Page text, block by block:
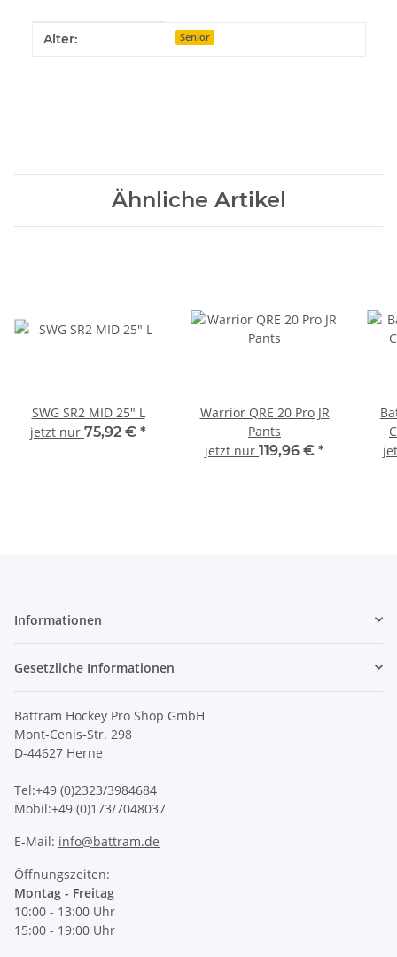
Produkteigenschaft
Wert
Alter: Senior
Ähnliche Artikel
SWG SR2 MID 25" L
jetzt nur 75,92 € *
Warrior QRE 20 Pro JR
Pants
jetzt nur 119,96 € *
Informationen
Gesetzliche Informationen
Battram Hockey Pro Shop GmbH
Mont-Cenis-Str. 298
D-44627 Herne
Tel:+49 (0)2323/3984684
Mobil:+49 (0)173/7048037
E-Mail: info@battram.de
Öffnungszeiten:
Montag - Freitag
10:00 - 13:00 Uhr
15:00 - 19:00 Uhr